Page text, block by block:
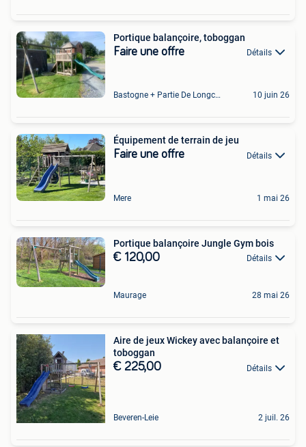
Portique balançoire, toboggan
Faire une offre Détails
Bastogne + Partie De Longchamps Et Sibret 10 juin 26
Équipement de terrain de jeu
Faire une offre Détails
Mere 1 mai 26
Portique balançoire Jungle Gym bois
€ 120,00 Détails
Maurage 28 mai 26
Aire de jeux Wickey avec balançoire et
toboggan
€ 225,00 Détails
Beveren-Leie 2 juil. 26